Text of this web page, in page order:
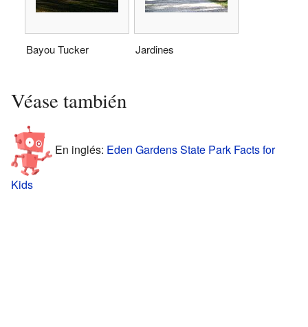
Bayou Tucker Jardines
Véase también
En inglés: Eden Gardens State Park Facts for
Kids